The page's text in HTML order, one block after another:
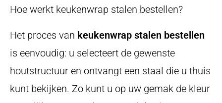
Hoe werkt keukenwrap stalen bestellen?
Het proces van keukenwrap stalen bestellen
is eenvoudig: u selecteert de gewenste
houtstructuur en ontvangt een staal die u thuis
kunt bekijken. Zo kunt u op uw gemak de kleur